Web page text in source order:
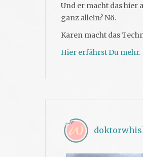
Und er macht das hier
ganz allein? Nö.
Karen macht das
Hier erfährst Du mehr.